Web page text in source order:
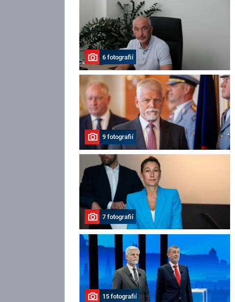
6 fotografií
9 fotografií
7 fotografií
15 fotografií